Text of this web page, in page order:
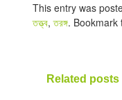
This entry was
তত্ত্ব,তরঙ্গ.
Related posts